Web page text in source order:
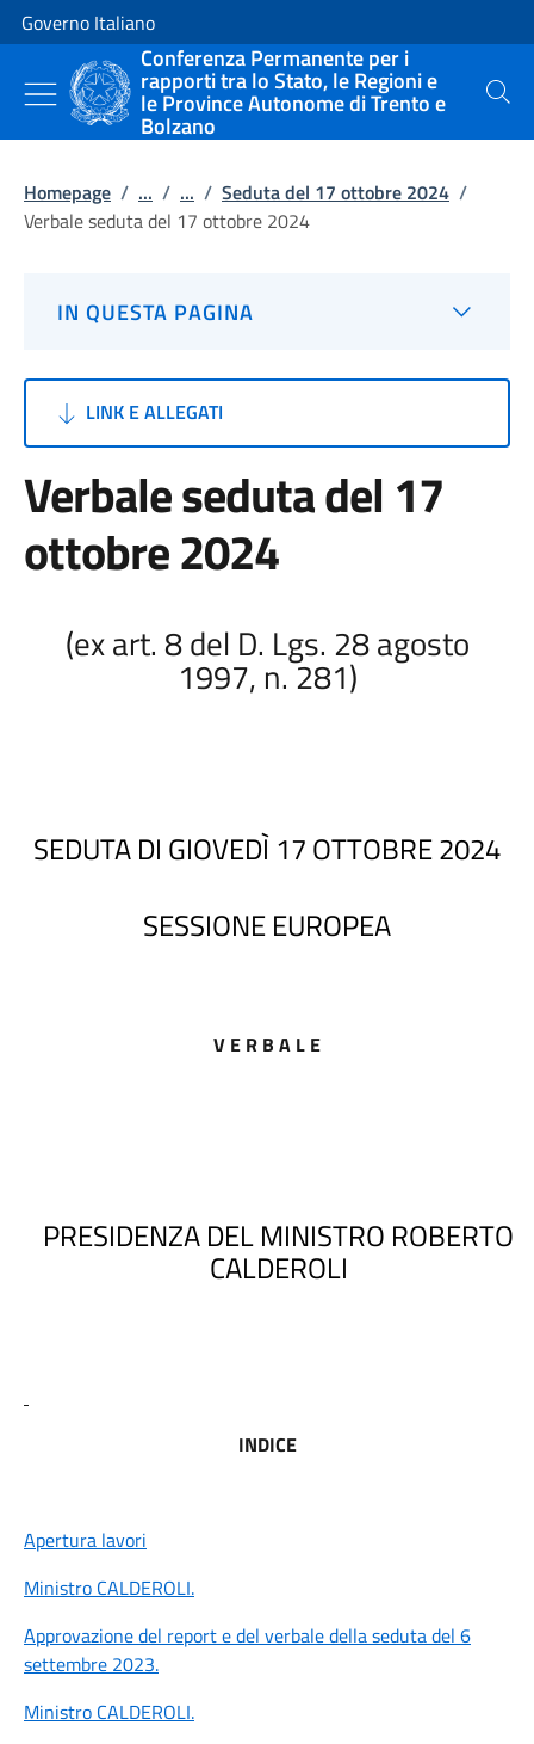
Vai al contenuto
Vai alla navigazione del sito
Governo Italiano
Conferenza Permanente per i
rapporti tra lo Stato, le Regioni e
le Province Autonome di Trento e
Bolzano
Cerca
Homepage / ... / ... / Seduta del 17 ottobre 2024 /
Verbale seduta del 17 ottobre 2024
IN QUESTA PAGINA
LINK E ALLEGATI
Verbale seduta del 17
ottobre 2024
(ex art. 8 del D. Lgs. 28 agosto
1997, n. 281)
SEDUTA DI GIOVEDÌ 17 OTTOBRE 2024
SESSIONE EUROPEA
V E R B A L E
PRESIDENZA DEL MINISTRO ROBERTO
CALDEROLI
INDICE
Apertura lavori
Ministro CALDEROLI.
Approvazione del report e del verbale della seduta del 6
settembre 2023.
Ministro CALDEROLI.